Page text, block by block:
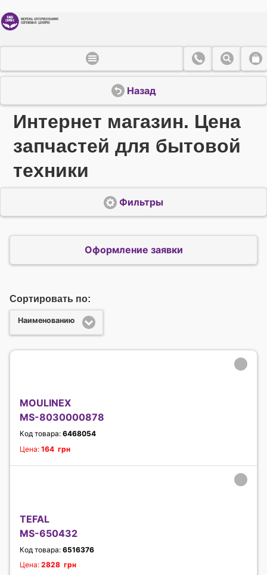
Назад
Интернет магазин. Цена
запчастей для бытовой
техники
Фильтры
Оформление заявки
Сортировать по:
Наименованию
MOULINEX
MS-8030000878
Код товара: 6468054
Цена: 164 грн
TEFAL
MS-650432
Код товара: 6516376
Цена: 2828 грн